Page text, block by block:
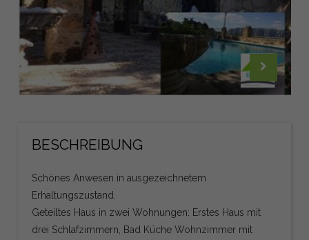
BESCHREIBUNG
Schönes Anwesen in ausgezeichnetem
Erhaltungszustand.
Geteiltes Haus in zwei Wohnungen: Erstes Haus mit
drei Schlafzimmern, Bad Küche Wohnzimmer mit